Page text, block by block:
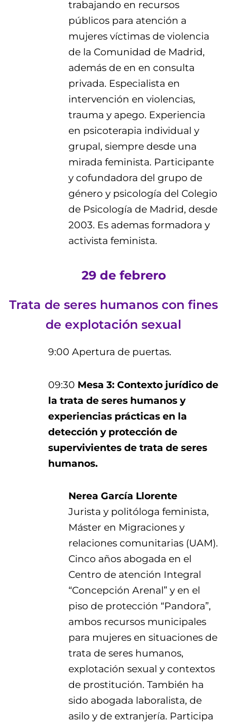
trabajando en recursos
públicos para atención a
mujeres víctimas de violencia
de la Comunidad de Madrid,
además de en en consulta
privada. Especialista en
intervención en violencias,
trauma y apego. Experiencia
en psicoterapia individual y
grupal, siempre desde una
mirada feminista. Participante
y cofundadora del grupo de
género y psicología del Colegio
de Psicología de Madrid, desde
2003. Es ademas formadora y
activista feminista.
29 de febrero
Trata de seres humanos con fines
de explotación sexual
9:00 Apertura de puertas.
09:30 Mesa 3: Contexto jurídico de
la trata de seres humanos y
experiencias prácticas en la
detección y protección de
supervivientes de trata de seres
humanos.
Nerea García Llorente
Jurista y politóloga feminista,
Máster en Migraciones y
relaciones comunitarias (UAM).
Cinco años abogada en el
Centro de atención Integral
“Concepción Arenal” y en el
piso de protección “Pandora”,
ambos recursos municipales
para mujeres en situaciones de
trata de seres humanos,
explotación sexual y contextos
de prostitución. También ha
sido abogada laboralista, de
asilo y de extranjería. Participa